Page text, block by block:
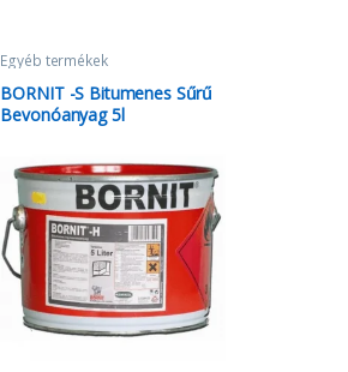
Egyéb termékek
BORNIT -S Bitumenes Sűrű
Bevonóanyag 5l